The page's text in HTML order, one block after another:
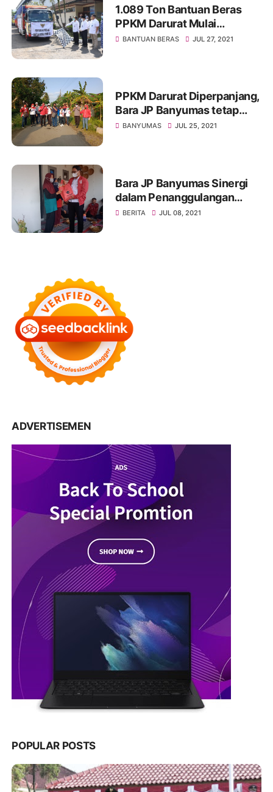
1.089 Ton Bantuan Beras
PPKM Darurat Mulai
Disalurkan
BANTUAN BERAS JUL 27, 2021
PPKM Darurat Diperpanjang,
Bara JP Banyumas tetap
Intens Turun Ditengah
BANYUMAS JUL 25, 2021
Bara JP Banyumas Sinergi
dalam Penanggulangan
Penyebaran COVID-19
BERITA JUL 08, 2021
ADVERTISEMEN
POPULAR POSTS